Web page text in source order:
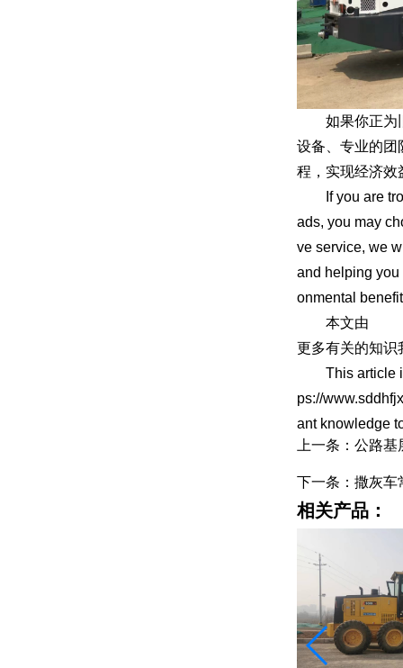
如果你正为旧
设备、专业的团
程，实现经济效
If you are
ads, you may
ve service, we
and helping
onmental
本文由
更多有关的知识
This article is
ps://
ant knowledge
上一条：公路
下一条：撒灰车
相关产品：